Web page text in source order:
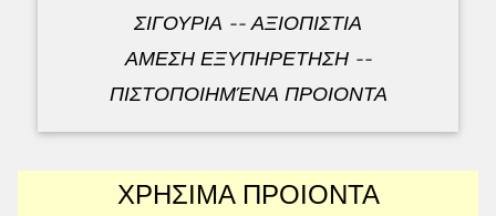
ΣΙΓΟΥΡΙΑ -- ΑΞΙΟΠΙΣΤΙΑ
ΑΜΕΣΗ ΕΞΥΠΗΡΕΤΗΣΗ --
ΠΙΣΤΟΠΟΙΗΜΈΝΑ ΠΡΟΙΟΝΤΑ
ΧΡΗΣΙΜΑ ΠΡΟΙΟΝΤΑ